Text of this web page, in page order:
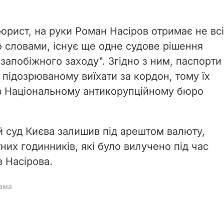
o
на руки Роман Насіров отримає не всі
словами, існує ще одне судове рішення
заходу". Згідно з ним, паспорти
виїхати за кордон, тому їх
Національному антикорупційному бюро
суд Києва залишив під арештом валюту,
годинників, які було вилучено під час
Насірова.